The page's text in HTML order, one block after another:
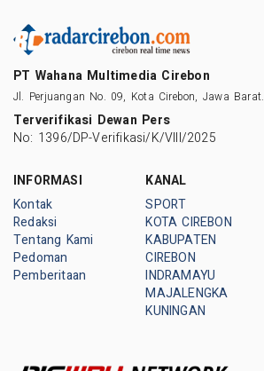
PT Wahana Multimedia Cirebon
Jl. Perjuangan No. 09, Kota Cirebon, Jawa Barat.
Terverifikasi Dewan Pers
No: 1396/DP-Verifikasi/K/VIII/2025
INFORMASI
Kontak
Redaksi
Tentang Kami
Pedoman
Pemberitaan
KANAL
SPORT
KOTA CIREBON
KABUPATEN
CIREBON
INDRAMAYU
MAJALENGKA
KUNINGAN